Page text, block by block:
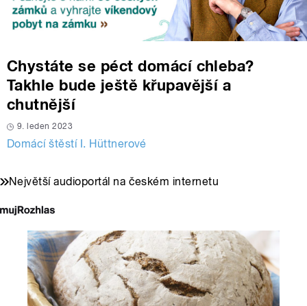
Chystáte se péct domácí chleba?
Takhle bude ještě křupavější a
chutnější
9. leden 2023
Domácí štěstí I. Hüttnerové
Největší audioportál na českém internetu